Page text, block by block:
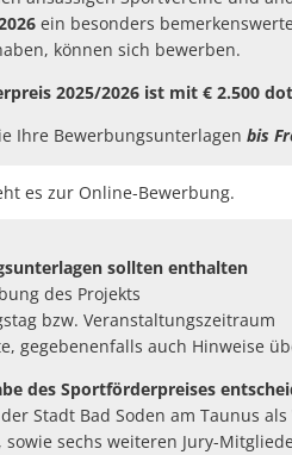
ein besonders
können sich bewerben.
2025/2026 ist mit € 2.500
Ihre Bewerbungsunterlagen bis
es zur Online-Bewerbung.
sollten enthalten
des Projekts
bzw. Veranstaltungszeitraum
gegebenenfalls auch Hinweise
des Sportförderpreises
Stadt Bad Soden am Taunus
sowie sechs weiteren Jury-